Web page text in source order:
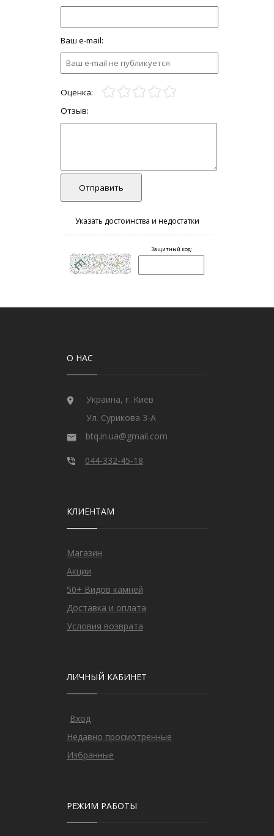
О НАС
Украина, г. Киев
Ул. Сурикова 3-А
btq.in.ua@gmail.com
044-332-45-18
КЛИЕНТАМ
Магазин
Акции
50+ Видов камней
Доставка и оплата
Условия возврата
ЛИЧНЫЙ КАБИНЕТ
Вход
Недавно просмотренные
Избранные
РЕЖИМ РАБОТЫ